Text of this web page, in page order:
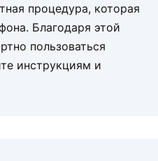
процедура, которая
Благодаря этой
пользоваться
инструкциям и